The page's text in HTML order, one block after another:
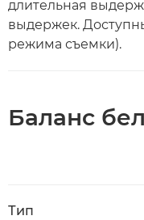
длительная
выдержек.
режима съемки).
Баланс
Тип